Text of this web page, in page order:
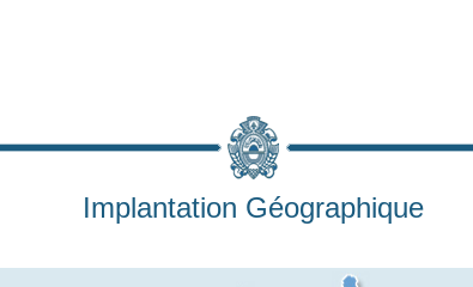
Implantation Géographique